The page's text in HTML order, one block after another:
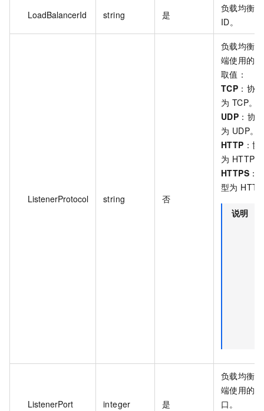
LoadBalancerId string 是
负载均衡
ID。
ListenerProtocol string 否
负载均衡
端使用的
取值：
TCP ：协
为 TCP。
UDP ：协
为 UDP。
HTTP ：
为 HTTP。
HTTPS ：
型为
说明
ListenerPort integer 是
负载均衡
端使用的
口。